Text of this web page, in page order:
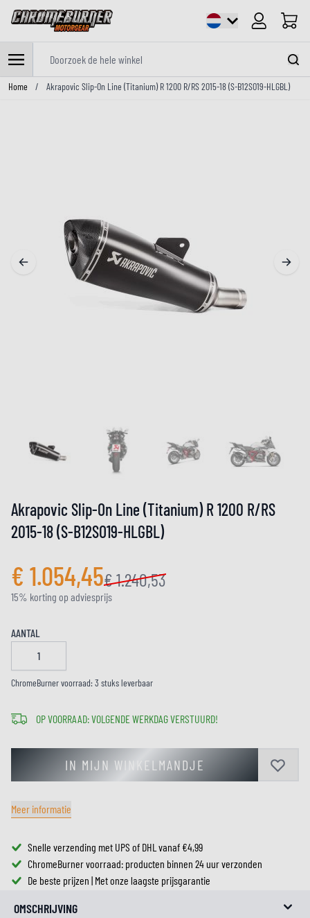
Cart
Ga naar de inhoud
Home / Akrapovic Slip-On Line (Titanium) R 1200 R/RS 2015-18 (S-B12SO19-HLGBL)
Akrapovic Slip-On Line (Titanium) R 1200 R/RS
2015-18 (S-B12SO19-HLGBL)
€ 1.054,45€ 1.240,53
15% korting op adviesprijs
AANTAL
ChromeBurner voorraad: 3 stuks leverbaar
OP VOORRAAD: VOLGENDE WERKDAG VERSTUURD!
IN MIJN WINKELMANDJE
Meer informatie
Snelle verzending met UPS of DHL vanaf €4,99
ChromeBurner voorraad: producten binnen 24 uur verzonden
De beste prijzen | Met onze laagste prijsgarantie
OMSCHRIJVING